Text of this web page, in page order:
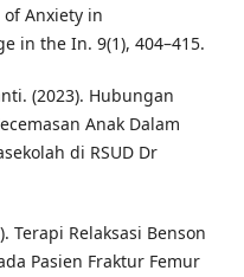
of Anxiety in
in the In. 9(1), 404–415.
(2023). Hubungan
Anak Dalam
di RSUD Dr
Terapi Relaksasi Benson
Pasien Fraktur Femur